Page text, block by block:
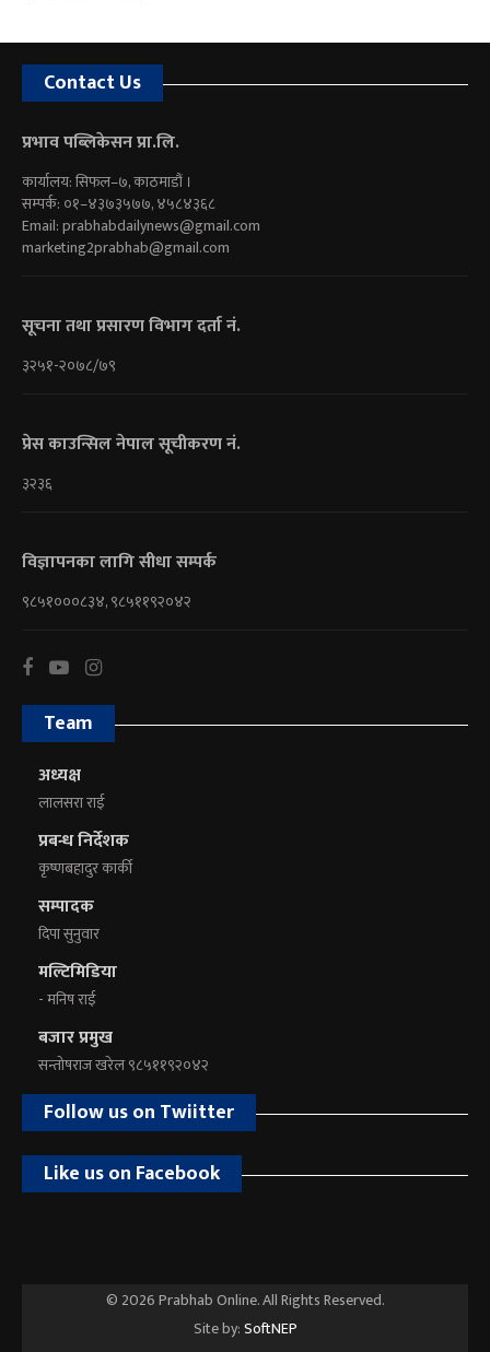
Contact Us
प्रभाव पब्लिकेसन प्रा.लि.
कार्यालय: सिफल–७, काठमाडौं ।
सम्पर्क: ०१–४३७३५७७, ४५८४३६८
Email:prabhabdailynews@gmail.com
marketing2prabhab@gmail.com
सूचना तथा प्रसारण विभाग दर्ता नं.
३२५१-२०७८/७९
प्रेस काउन्सिल नेपाल सूचीकरण नं.
३२३६
विज्ञापनका लागि सीधा सम्पर्क
९८५१०००८३४, ९८५११९२०४२
Team
अध्यक्ष
लालसरा राई
प्रबन्ध निर्देशक
कृष्णबहादुर कार्की
सम्पादक
दिपा सुनुवार
मल्टिमिडिया
- मनिष राई
बजार प्रमुख
सन्तोषराज खरेल ९८५११९२०४२
Follow us on Twiitter
Like us on Facebook
© 2026 Prabhab Online. All Rights Reserved.
Site by:SoftNEP